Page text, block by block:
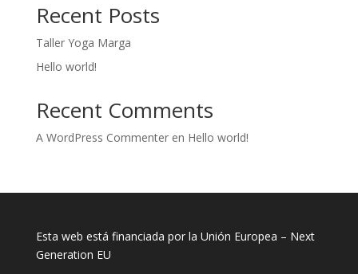
Recent Posts
Taller Yoga Marga
Hello world!
Recent Comments
A WordPress Commenteren Hello world!
Esta web está financiada por la Unión Europea – Next
Generation EU